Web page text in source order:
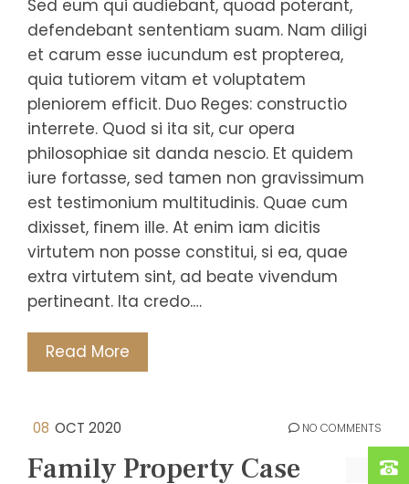
Sed eum qui audiebant, quoad poterant,
defendebant sententiam suam. Nam diligi
et carum esse iucundum est propterea,
quia tutiorem vitam et voluptatem
pleniorem efficit. Duo Reges: constructio
interrete. Quod si ita sit, cur opera
philosophiae sit danda nescio. Et quidem
iure fortasse, sed tamen non gravissimum
est testimonium multitudinis. Quae cum
dixisset, finem ille. At enim iam dicitis
virtutem non posse constitui, si ea, quae
extra virtutem sint, ad beate vivendum
pertineant. Ita credo.…
Read More
08 OCT 2020 NO COMMENTS
Family Property Case